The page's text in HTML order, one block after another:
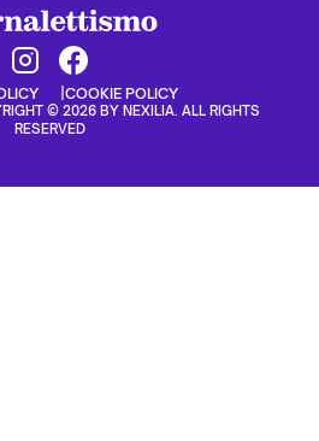
COOKIE POLICY
© 2026 BY NEXILIA. ALL RIGHTS
RESERVED